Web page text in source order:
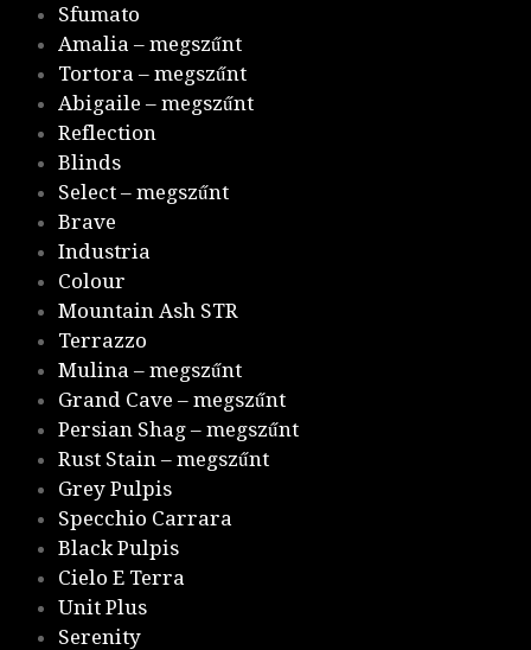
Sfumato
Amalia – megszűnt
Tortora – megszűnt
Abigaile – megszűnt
Reflection
Blinds
Select – megszűnt
Brave
Industria
Colour
Mountain Ash STR
Terrazzo
Mulina – megszűnt
Grand Cave – megszűnt
Persian Shag – megszűnt
Rust Stain – megszűnt
Grey Pulpis
Specchio Carrara
Black Pulpis
Cielo E Terra
Unit Plus
Serenity